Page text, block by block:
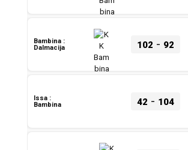
102 - 92
Bambina :
Dalmacija
42 - 104
Issa :
Bambina